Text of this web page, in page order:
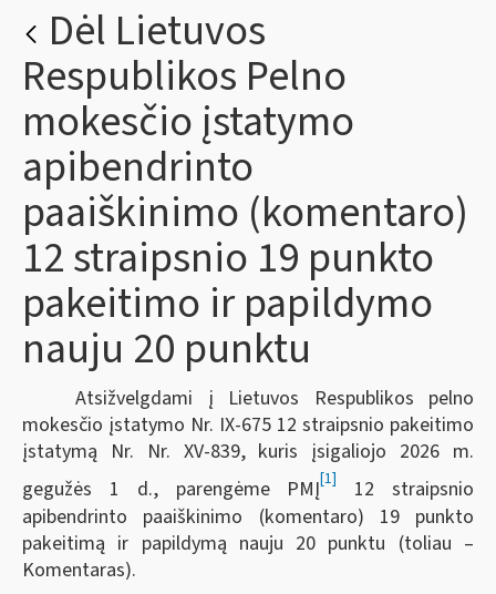
Dėl Lietuvos
Respublikos Pelno
mokesčio įstatymo
apibendrinto
paaiškinimo (komentaro)
12 straipsnio 19 punkto
pakeitimo ir papildymo
nauju 20 punktu
Atsižvelgdami į Lietuvos Respublikos pelno
mokesčio įstatymo Nr. IX-675 12 straipsnio pakeitimo
įstatymą Nr. Nr. XV-839, kuris įsigaliojo 2026 m.
gegužės 1 d., parengėme PMĮ[1]
12 straipsnio
apibendrinto paaiškinimo (komentaro) 19 punkto
pakeitimą ir papildymą nauju 20 punktu (toliau –
Komentaras).